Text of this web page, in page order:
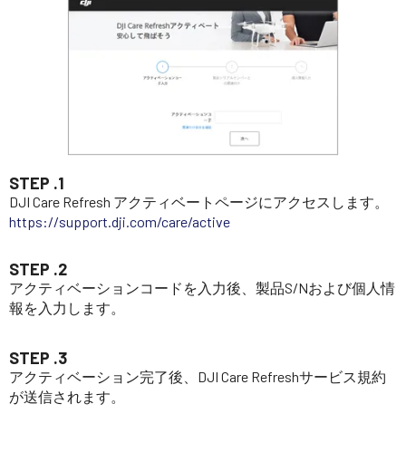
STEP .1
DJI Care Refresh アクティベートページにアクセスします。
https://support.dji.com/care/active
STEP .2
アクティベーションコードを入力後、製品S/Nおよび個人情
報を入力します。
STEP .3
アクティベーション完了後、DJI Care Refreshサービス規約
が送信されます。